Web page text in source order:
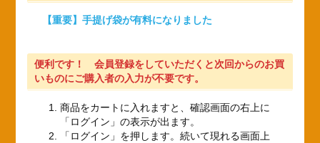
【重要】手提げ袋が有料になりました
便利です！ 会員登録をしていただくと次回からのお買
いものにご購入者の入力が不要です。
商品をカートに入れますと、確認画面の右上に
「ログイン」の表示が出ます。
「ログイン」を押します。続いて現れる画面上